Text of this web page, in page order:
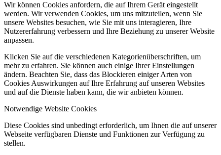
Wir können Cookies anfordern, die auf Ihrem Gerät eingestellt
werden. Wir verwenden Cookies, um uns mitzuteilen, wenn Sie
unsere Websites besuchen, wie Sie mit uns interagieren, Ihre
Nutzererfahrung verbessern und Ihre Beziehung zu unserer Website
anpassen.
Klicken Sie auf die verschiedenen Kategorienüberschriften, um
mehr zu erfahren. Sie können auch einige Ihrer Einstellungen
ändern. Beachten Sie, dass das Blockieren einiger Arten von
Cookies Auswirkungen auf Ihre Erfahrung auf unseren Websites
und auf die Dienste haben kann, die wir anbieten können.
Notwendige Website Cookies
Diese Cookies sind unbedingt erforderlich, um Ihnen die auf unserer
Webseite verfügbaren Dienste und Funktionen zur Verfügung zu
stellen.